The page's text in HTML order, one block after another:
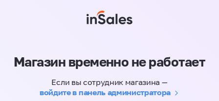
Магазин временно не работает
Если вы сотрудник магазина —
войдите в панель администратора